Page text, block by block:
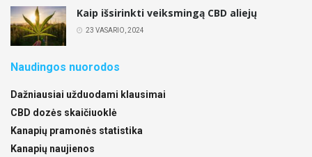
Kaip išsirinkti veiksmingą CBD aliejų
23 VASARIO, 2024
Naudingos nuorodos
Dažniausiai užduodami klausimai
CBD dozės skaičiuoklė
Kanapių pramonės statistika
Kanapių naujienos